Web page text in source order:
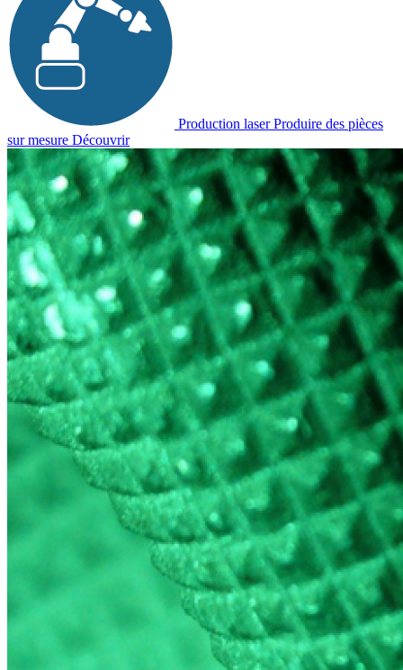
Production laser Produire des pièces
sur mesure Découvrir